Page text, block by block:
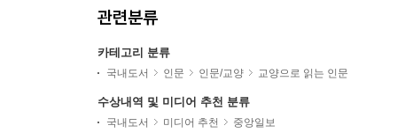
관련분류
카테고리 분류
국내도서 인문 인문/교양 교양으로 읽는 인문
수상내역 및 미디어 추천 분류
국내도서 미디어 추천
중앙일보